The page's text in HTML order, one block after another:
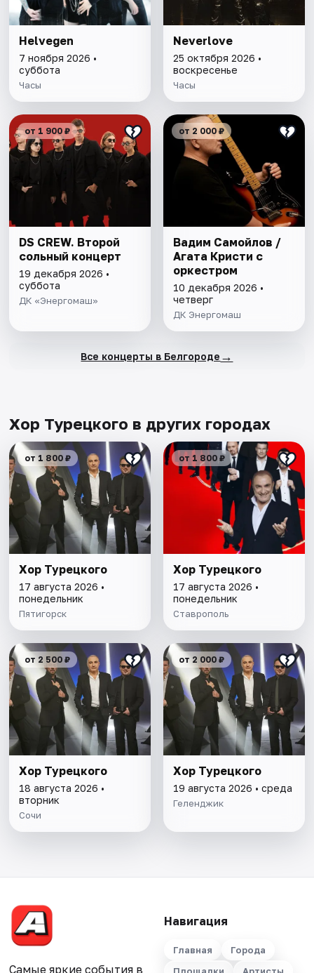
Helvegen
7 ноября 2026 •
суббота
Часы
Neverlove
25 октября 2026 •
воскресенье
Часы
от 1 900 ₽
DS CREW. Второй
сольный концерт
19 декабря 2026 •
суббота
ДК «Энергомаш»
от 2 000 ₽
Вадим Самойлов /
Агата Кристи с
оркестром
10 декабря 2026 •
четверг
ДК Энергомаш
Все концерты в Белгороде →
Хор Турецкого в других городах
от 1 800 ₽
Хор Турецкого
17 августа 2026 •
понедельник
Пятигорск
от 1 800 ₽
Хор Турецкого
17 августа 2026 •
понедельник
Ставрополь
от 2 500 ₽
Хор Турецкого
18 августа 2026 •
вторник
Сочи
от 2 000 ₽
Хор Турецкого
19 августа 2026 • среда
Геленджик
Самые яркие события в
Навигация
Главная
Города